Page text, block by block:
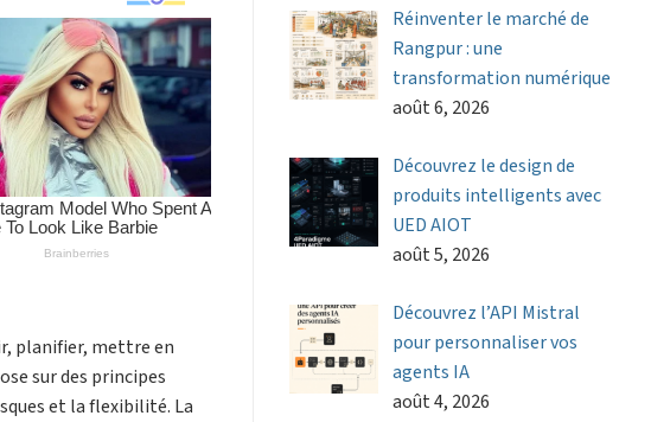
planifier, mettre en
sur des principes
et la flexibilité. La
Réinventer le marché de
Rangpur : une
transformation numérique
août 6, 2026
Découvrez le design de
produits intelligents avec
UED AIOT
août 5, 2026
Découvrez l’API Mistral
pour personnaliser vos
agents IA
août 4, 2026